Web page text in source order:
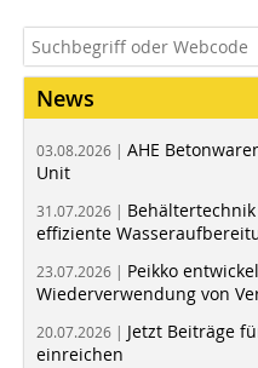
News
03.08.2026 | AHE
Unit
31.07.2026 |
effiziente
23.07.2026 | Peikko
Wiederverwendung von
20.07.2026 | Jetzt Beiträge
einreichen